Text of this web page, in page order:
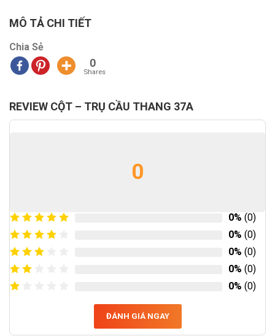
MÔ TẢ CHI TIẾT
Chia Sẻ
0
Shares
REVIEW CỘT – TRỤ CẦU THANG 37A
0
0% (0)
0% (0)
0% (0)
0% (0)
0% (0)
ĐÁNH GIÁ NGAY